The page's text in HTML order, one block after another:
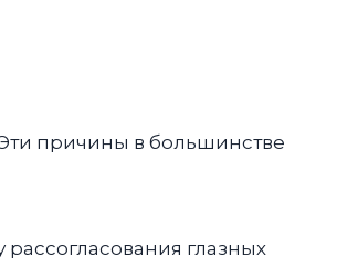
причины в большинстве
глазных